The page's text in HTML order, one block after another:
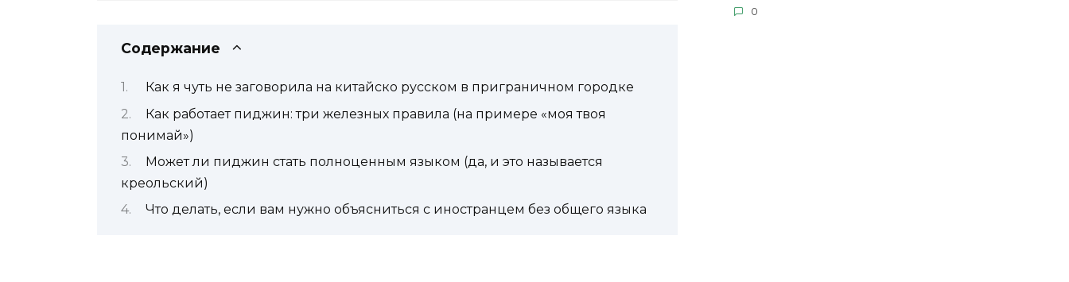
Содержание
Как я чуть не заговорила на китайско русском в приграничном городке
Как работает пиджин: три железных правила (на примере «моя твоя
понимай»)
Может ли пиджин стать полноценным языком (да, и это называется
креольский)
Что делать, если вам нужно объясниться с иностранцем без общего языка
0